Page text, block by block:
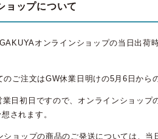
ョップについて
オンラインショップの当日出荷
ご注文はGW休業日明けの5月6日から
日初日ですので、オンラインショップ
されます。
ョップの商品のご発送については、当